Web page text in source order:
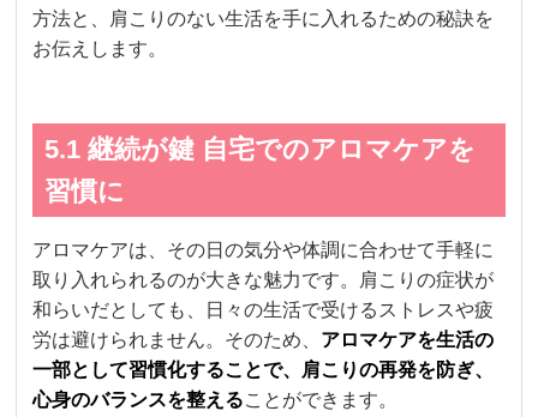
方法と、肩こりのない生活を手に入れるための秘訣を
お伝えします。
5.1 継続が鍵 自宅でのアロマケアを
習慣に
アロマケアは、その日の気分や体調に合わせて手軽に
取り入れられるのが大きな魅力です。肩こりの症状が
和らいだとしても、日々の生活で受けるストレスや疲
労は避けられません。そのため、 アロマケアを生活の
一部として習慣化することで、肩こりの再発を防ぎ、
心身のバランスを整えることができます。